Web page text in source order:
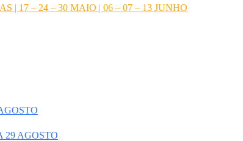
| 17 – 24 – 30 MAIO | 06 – 07 – 13 JUNHO
29 AGOSTO